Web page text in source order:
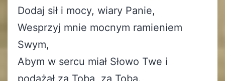
Dodaj sił i mocy, wiary Panie,
Wesprzyj mnie mocnym ramieniem
Swym,
Abym w sercu miał Słowo Twe i
podążał za Tobą, za Tobą.